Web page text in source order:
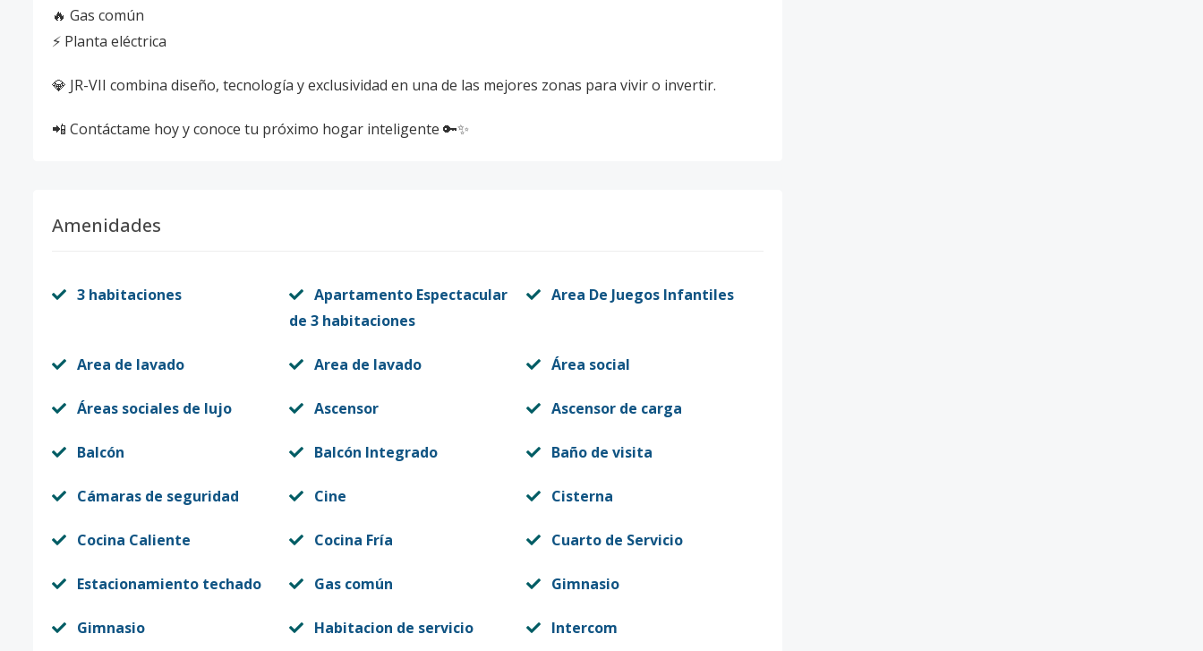
🔥 Gas común
⚡ Planta eléctrica
💎 JR-VII combina diseño, tecnología y exclusividad en una de las mejores zonas para vivir o invertir.
📲 Contáctame hoy y conoce tu próximo hogar inteligente 🔑✨
Amenidades
3 habitaciones
Apartamento Espectacular
de 3 habitaciones
Area De Juegos Infantiles
Area de lavado Area de lavado Área social
Áreas sociales de lujo Ascensor Ascensor de carga
Balcón Balcón Integrado Baño de visita
Cámaras de seguridad Cine Cisterna
Cocina Caliente Cocina Fría Cuarto de Servicio
Estacionamiento techado Gas común Gimnasio
Gimnasio Habitacion de servicio Intercom